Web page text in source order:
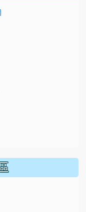
modules/
presentation/d/
presentation/d/